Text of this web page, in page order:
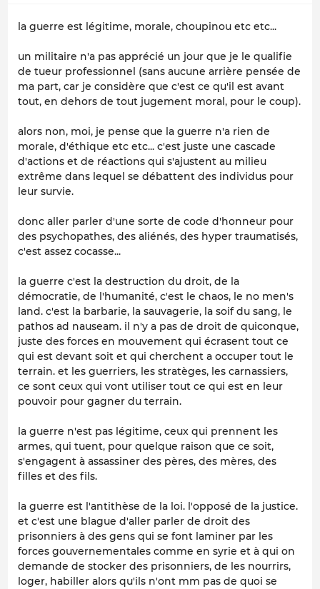
la guerre est légitime, morale, choupinou etc etc...
un militaire n'a pas apprécié un jour que je le qualifie
de tueur professionnel (sans aucune arrière pensée de
ma part, car je considère que c'est ce qu'il est avant
tout, en dehors de tout jugement moral, pour le coup).
alors non, moi, je pense que la guerre n'a rien de
morale, d'éthique etc etc... c'est juste une cascade
d'actions et de réactions qui s'ajustent au milieu
extrême dans lequel se débattent des individus pour
leur survie.
donc aller parler d'une sorte de code d'honneur pour
des psychopathes, des aliénés, des hyper traumatisés,
c'est assez cocasse...
la guerre c'est la destruction du droit, de la
démocratie, de l'humanité, c'est le chaos, le no men's
land. c'est la barbarie, la sauvagerie, la soif du sang, le
pathos ad nauseam. il n'y a pas de droit de quiconque,
juste des forces en mouvement qui écrasent tout ce
qui est devant soit et qui cherchent a occuper tout le
terrain. et les guerriers, les stratèges, les carnassiers,
ce sont ceux qui vont utiliser tout ce qui est en leur
pouvoir pour gagner du terrain.
la guerre n'est pas légitime, ceux qui prennent les
armes, qui tuent, pour quelque raison que ce soit,
s'engagent à assassiner des pères, des mères, des
filles et des fils.
la guerre est l'antithèse de la loi. l'opposé de la justice.
et c'est une blague d'aller parler de droit des
prisonniers à des gens qui se font laminer par les
forces gouvernementales comme en syrie et à qui on
demande de stocker des prisonniers, de les nourrirs,
loger, habiller alors qu'ils n'ont mm pas de quoi se